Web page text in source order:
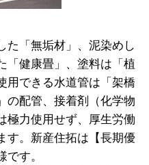
た「無垢材」、泥染めし
「健康畳」、塗料は「植
用できる水道管は「架橋
の配管、接着剤（化学物
極力使用せず、厚生労働
す。新産住拓は【長期優
す。